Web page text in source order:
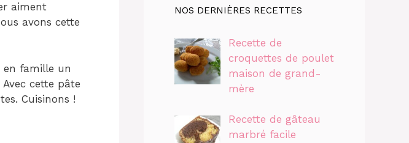
aiment
avons cette
en famille un
cette pâte
Cuisinons !
NOS DERNIÈRES RECETTES
Recette de
croquettes de poulet
maison de grand-
mère
Recette de gâteau
marbré facile